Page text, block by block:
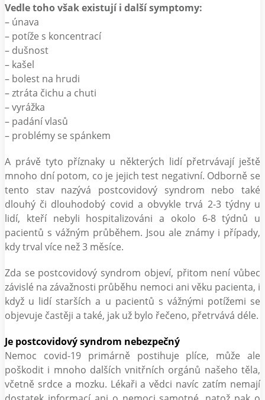
Vedle toho však existují i další symptomy:
– únava
– potíže s koncentrací
– dušnost
– kašel
– bolest na hrudi
– ztráta čichu a chuti
– vyrážka
– padání vlasů
– problémy se spánkem
A právě tyto příznaky u některých lidí přetrvávají ještě
mnoho dní potom, co je jejich test negativní. Odborně se
tento stav nazývá postcovidový syndrom nebo také
dlouhý či dlouhodobý covid a obvykle trvá 2-3 týdny u
lidí, kteří nebyli hospitalizováni a okolo 6-8 týdnů u
pacientů s vážným průběhem. Jsou ale známy i případy,
kdy trval více než 3 měsíce.
Zda se postcovidový syndrom objeví, přitom není vůbec
závislé na závažnosti průběhu nemoci ani věku pacienta, i
když u lidí starších a u pacientů s vážnými potížemi se
objevuje častěji a také, jak už bylo řečeno, přetrvává déle.
Je postcovidový syndrom nebezpečný
Nemoc covid-19 primárně postihuje plíce, může ale
poškodit i mnoho dalších vnitřních orgánů našeho těla,
včetně srdce a mozku. Lékaři a vědci navíc zatím nemají